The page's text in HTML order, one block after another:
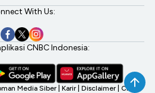
With Us:
CNBC Indonesia:
Media Siber Karir Disclaimer CNBC